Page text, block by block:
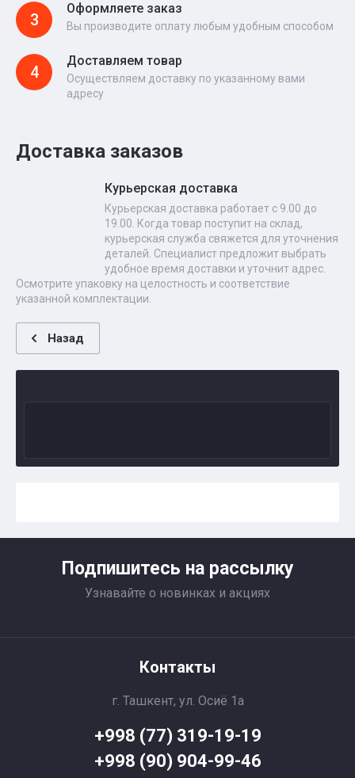
3
Оформляете заказ
Вы производите оплату любым удобным способом
4
Доставляем товар
Осуществляем доставку по указанному вами
адресу
Доставка заказов
Курьерская доставка
Курьерская доставка работает с 9.00 до
19.00. Когда товар поступит на склад,
курьерская служба свяжется для уточнения
деталей. Специалист предложит выбрать
удобное время доставки и уточнит адрес.
Осмотрите упаковку на целостность и соответствие
указанной комплектации.
Назад
Подпишитесь на рассылку
Узнавайте о новинках и акциях
Контакты
г. Ташкент, ул. Осиё 1a
+998 (77) 319-19-19
+998 (90) 904-99-46